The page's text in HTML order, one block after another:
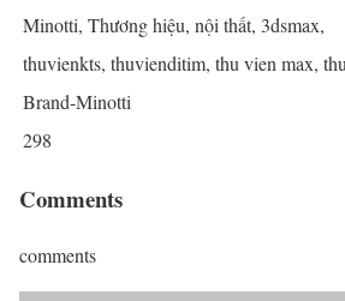
Minotti, Thương hiệu, nội thất, 3dsmax,
thuvienkts, thuvienditim, thu vien max,
Brand-Minotti
298
Comments
comments